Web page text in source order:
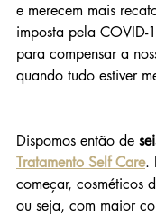
e merecem mais
imposta pela COVID-
para compensar a
quando tudo estiver
Dispomos então de
Tratamento Self Care.
começar, cosméticos
ou seja, com maior